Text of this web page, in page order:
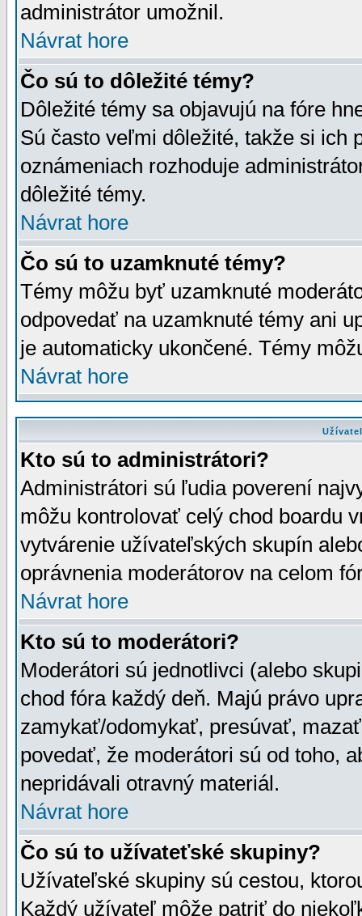
administrátor umožnil.
Návrat hore
Čo sú to dôležité témy?
Dôležité témy sa objavujú na fóre
Sú často veľmi dôležité, takže si ich
oznámeniach rozhoduje
dôležité témy.
Návrat hore
Čo sú to uzamknuté témy?
Témy môžu byť uzamknuté
odpovedať na uzamknuté témy ani
je automaticky ukončené. Témy
Návrat hore
Kto sú to administrátori?
Administrátori sú ľudia poverení
môžu kontrolovať celý chod boardu
vytvárenie užívateľských skupín
oprávnenia moderátorov na celom
Návrat hore
Kto sú to moderátori?
Moderátori sú jednotlivci (alebo
chod fóra každý deň. Majú právo
zamykať/odomykať, presúvať,
povedať, že moderátori sú od toho,
nepridávali otravný materiál.
Návrat hore
Čo sú to užívateťské skupiny?
Užívateľské skupiny sú cestou,
Každý užívateľ môže patriť do